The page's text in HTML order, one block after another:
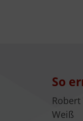
So
Weiß